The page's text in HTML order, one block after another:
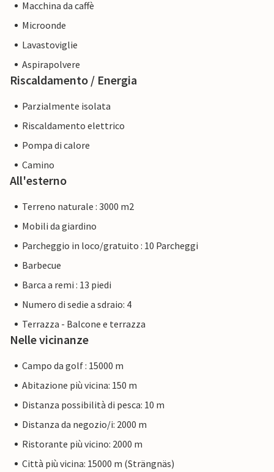
Macchina da caffè
Microonde
Lavastoviglie
Aspirapolvere
Riscaldamento / Energia
Parzialmente isolata
Riscaldamento elettrico
Pompa di calore
Camino
All'esterno
Terreno naturale : 3000 m2
Mobili da giardino
Parcheggio in loco/gratuito : 10 Parcheggi
Barbecue
Barca a remi : 13 piedi
Numero di sedie a sdraio: 4
Terrazza - Balcone e terrazza
Nelle vicinanze
Campo da golf : 15000 m
Abitazione più vicina: 150 m
Distanza possibilità di pesca: 10 m
Distanza da negozio/i: 2000 m
Ristorante più vicino: 2000 m
Città più vicina: 15000 m (Strängnäs)